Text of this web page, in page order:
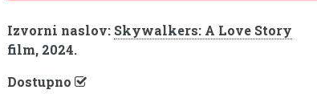
Izvorni naslov: Skywalkers: A Love Story
film, 2024.
Dostupno